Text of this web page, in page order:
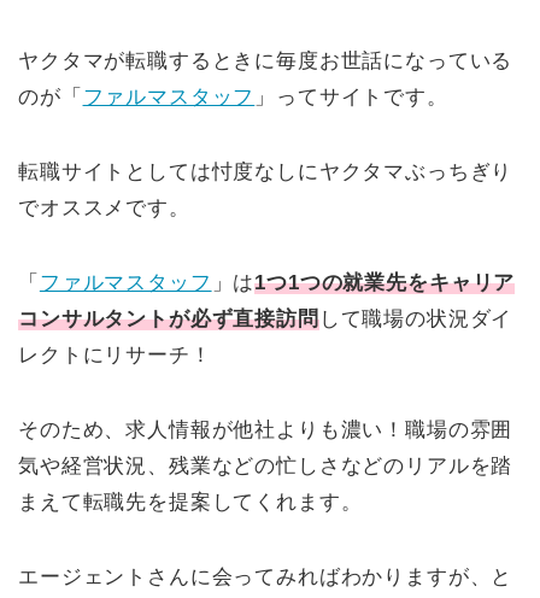
ヤクタマが転職するときに毎度お世話になっている
のが「 ファルマスタッフ 」ってサイトです。
転職サイトとしては忖度なしにヤクタマぶっちぎり
でオススメです。
「 ファルマスタッフ 」は1つ1つの就業先をキャリア
コンサルタントが必ず直接訪問して職場の状況ダイ
レクトにリサーチ！
そのため、求人情報が他社よりも濃い！職場の雰囲
気や経営状況、残業などの忙しさなどのリアルを踏
まえて転職先を提案してくれます。
エージェントさんに会ってみればわかりますが、と